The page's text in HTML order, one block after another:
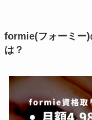
formie(フォーミー)
は？